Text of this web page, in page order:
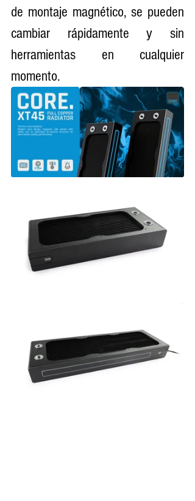
de montaje magnético, se pueden
cambiar rápidamente y sin
herramientas en cualquier
momento.